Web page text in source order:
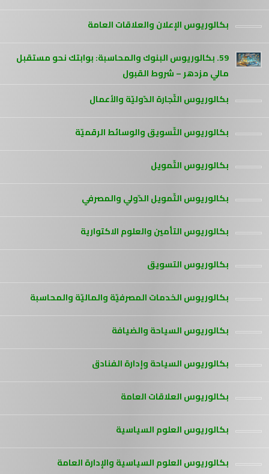
بكالوريوس الإعلان والعلاقات العامة
59. بكالوريوس البنوك والمحاسبة: بوابتك نحو مستقبل
مالي مزدهر – شروط القبول
بكالوريوس التّجارة الدّوليّة والأعمال
بكالوريوس التّسويق والوسائط الرقميّة
بكالوريوس التّمويل
بكالوريوس التّمويل الدّولي والمصرفي
بكالوريوس التأمين والعلوم الاكتوارية
بكالوريوس التسويق
بكالوريوس الخدمات المصرفيّة والماليّة والمحاسبة
بكالوريوس السياحة والضيافة
بكالوريوس السياحة وإدارة الفنادق
بكالوريوس العلاقات العامة
بكالوريوس العلوم السياسية
بكالوريوس العلوم السياسية والإدارة العامة